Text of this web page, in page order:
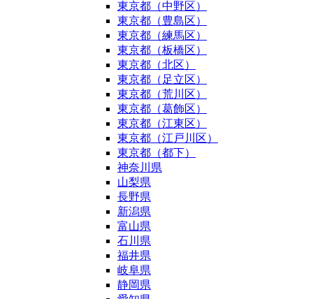
東京都（中野区）
東京都（豊島区）
東京都（練馬区）
東京都（板橋区）
東京都（北区）
東京都（足立区）
東京都（荒川区）
東京都（葛飾区）
東京都（江東区）
東京都（江戸川区）
東京都（都下）
神奈川県
山梨県
長野県
新潟県
富山県
石川県
福井県
岐阜県
静岡県